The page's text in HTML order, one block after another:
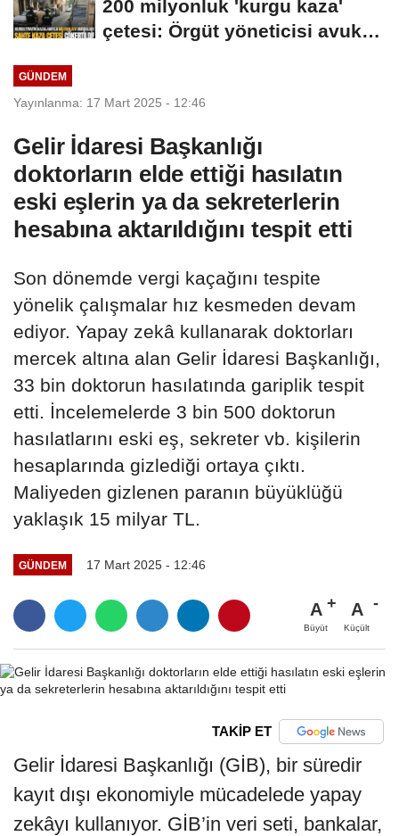
DAVETİNE...
200 milyonluk 'kurgu kaza'
çetesi: Örgüt yöneticisi avukat
GÜNDEM
Yayınlanma: 17 Mart 2025 - 12:46
Gelir İdaresi Başkanlığı
doktorların elde ettiği hasılatın
eski eşlerin ya da sekreterlerin
hesabına aktarıldığını tespit etti
Son dönemde vergi kaçağını tespite
yönelik çalışmalar hız kesmeden devam
ediyor. Yapay zekâ kullanarak doktorları
mercek altına alan Gelir İdaresi Başkanlığı,
33 bin doktorun hasılatında gariplik tespit
etti. İncelemelerde 3 bin 500 doktorun
hasılatlarını eski eş, sekreter vb. kişilerin
hesaplarında gizlediği ortaya çıktı.
Maliyeden gizlenen paranın büyüklüğü
yaklaşık 15 milyar TL.
GÜNDEM 17 Mart 2025 - 12:46
A
Büyüt
A
Küçült
TAKİP ET
Gelir İdaresi Başkanlığı (GİB), bir süredir
kayıt dışı ekonomiyle mücadelede yapay
zekâyı kullanıyor. GİB’in veri seti, bankalar,